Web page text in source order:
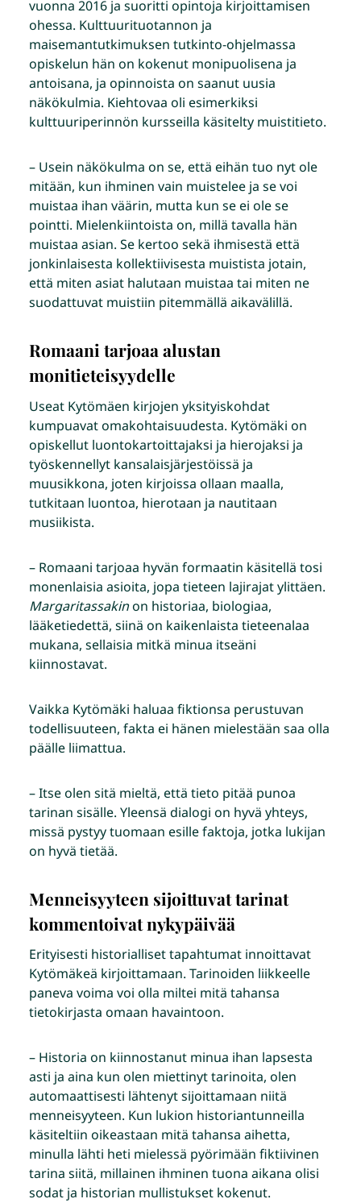
vuonna 2016 ja suoritti opintoja kirjoittamisen
ohessa. Kulttuurituotannon ja
maisemantutkimuksen tutkinto-ohjelmassa
opiskelun hän on kokenut monipuolisena ja
antoisana, ja opinnoista on saanut uusia
näkökulmia. Kiehtovaa oli esimerkiksi
kulttuuriperinnön kursseilla käsitelty muistitieto.
– Usein näkökulma on se, että eihän tuo nyt ole
mitään, kun ihminen vain muistelee ja se voi
muistaa ihan väärin, mutta kun se ei ole se
pointti. Mielenkiintoista on, millä tavalla hän
muistaa asian. Se kertoo sekä ihmisestä että
jonkinlaisesta kollektiivisesta muistista jotain,
että miten asiat halutaan muistaa tai miten ne
suodattuvat muistiin pitemmällä aikavälillä.
Romaani tarjoaa alustan
monitieteisyydelle
Useat Kytömäen kirjojen yksityiskohdat
kumpuavat omakohtaisuudesta. Kytömäki on
opiskellut luontokartoittajaksi ja hierojaksi ja
työskennellyt kansalaisjärjestöissä ja
muusikkona, joten kirjoissa ollaan maalla,
tutkitaan luontoa, hierotaan ja nautitaan
musiikista.
– Romaani tarjoaa hyvän formaatin käsitellä tosi
monenlaisia asioita, jopa tieteen lajirajat ylittäen.
Margaritassakinon historiaa, biologiaa,
lääketiedettä, siinä on kaikenlaista tieteenalaa
mukana, sellaisia mitkä minua itseäni
kiinnostavat.
Vaikka Kytömäki haluaa fiktionsa perustuvan
todellisuuteen, fakta ei hänen mielestään saa olla
päälle liimattua.
– Itse olen sitä mieltä, että tieto pitää punoa
tarinan sisälle. Yleensä dialogi on hyvä yhteys,
missä pystyy tuomaan esille faktoja, jotka lukijan
on hyvä tietää.
Menneisyyteen sijoittuvat tarinat
kommentoivat nykypäivää
Erityisesti historialliset tapahtumat innoittavat
Kytömäkeä kirjoittamaan. Tarinoiden liikkeelle
paneva voima voi olla miltei mitä tahansa
tietokirjasta omaan havaintoon.
– Historia on kiinnostanut minua ihan lapsesta
asti ja aina kun olen miettinyt tarinoita, olen
automaattisesti lähtenyt sijoittamaan niitä
menneisyyteen. Kun lukion historiantunneilla
käsiteltiin oikeastaan mitä tahansa aihetta,
minulla lähti heti mielessä pyörimään fiktiivinen
tarina siitä, millainen ihminen tuona aikana olisi
sodat ja historian mullistukset kokenut.